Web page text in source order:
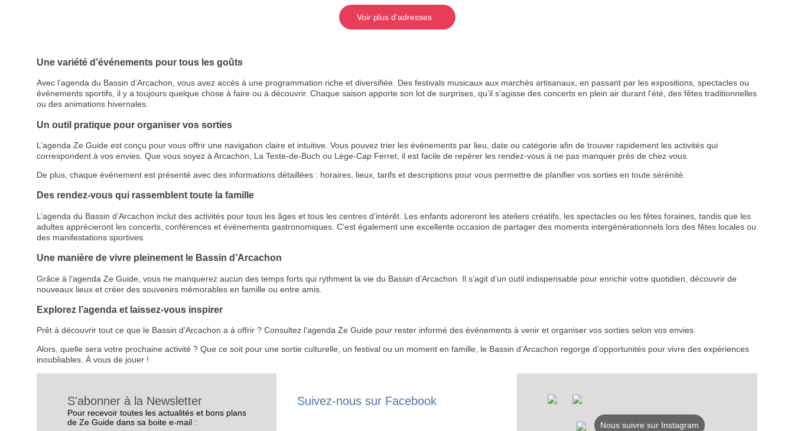
LES
BONS PLANS
Voir plus d'adresses
Une variété d’événements pour tous les goûts
Avec l’agenda du Bassin d’Arcachon, vous avez accès à une programmation riche et diversifiée. Des festivals musicaux aux marchés artisanaux, en passant par les expositions, spectacles ou
événements sportifs, il y a toujours quelque chose à faire ou à découvrir. Chaque saison apporte son lot de surprises, qu’il s’agisse des concerts en plein air durant l’été, des fêtes traditionnelles
ou des animations hivernales.
Un outil pratique pour organiser vos sorties
L’agenda Ze Guide est conçu pour vous offrir une navigation claire et intuitive. Vous pouvez trier les événements par lieu, date ou catégorie afin de trouver rapidement les activités qui
correspondent à vos envies. Que vous soyez à Arcachon, La Teste-de-Buch ou Lège-Cap Ferret, il est facile de repérer les rendez-vous à ne pas manquer près de chez vous.
De plus, chaque événement est présenté avec des informations détaillées : horaires, lieux, tarifs et descriptions pour vous permettre de planifier vos sorties en toute sérénité.
Des rendez-vous qui rassemblent toute la famille
L’agenda du Bassin d’Arcachon inclut des activités pour tous les âges et tous les centres d’intérêt. Les enfants adoreront les ateliers créatifs, les spectacles ou les fêtes foraines, tandis que les
adultes apprécieront les concerts, conférences et événements gastronomiques. C’est également une excellente occasion de partager des moments intergénérationnels lors des fêtes locales ou
des manifestations sportives.
Une manière de vivre pleinement le Bassin d’Arcachon
Grâce à l’agenda Ze Guide, vous ne manquerez aucun des temps forts qui rythment la vie du Bassin d’Arcachon. Il s’agit d’un outil indispensable pour enrichir votre quotidien, découvrir de
nouveaux lieux et créer des souvenirs mémorables en famille ou entre amis.
Explorez l’agenda et laissez-vous inspirer
Prêt à découvrir tout ce que le Bassin d’Arcachon a à offrir ? Consultez l’agenda Ze Guide pour rester informé des événements à venir et organiser vos sorties selon vos envies.
Alors, quelle sera votre prochaine activité ? Que ce soit pour une sortie culturelle, un festival ou un moment en famille, le Bassin d’Arcachon regorge d’opportunités pour vivre des expériences
inoubliables. À vous de jouer !
S'abonner à la Newsletter
Pour recevoir toutes les actualités et bons plans
de Ze Guide dans sa boite e-mail :
Suivez-nous sur Facebook
Nous suivre sur Instagram